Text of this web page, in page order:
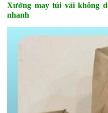
Xưởng may túi vải không
nhanh